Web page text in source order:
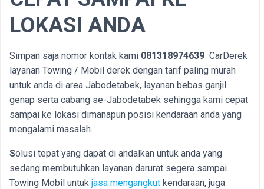
LOKASI ANDA
Simpan saja nomor kontak kami 081318974639 CarDerek
layanan Towing / Mobil derek dengan tarif paling murah
untuk anda di area Jabodetabek, layanan bebas ganjil
genap serta cabang se-Jabodetabek sehingga kami cepat
sampai ke lokasi dimanapun posisi kendaraan anda yang
mengalami masalah.
Solusi tepat yang dapat di andalkan untuk anda yang
sedang membutuhkan layanan darurat segera sampai.
Towing Mobil untuk jasa mengangkut kendaraan, juga